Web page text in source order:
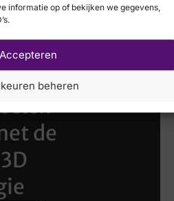
informatie op of bekijken we gegevens,
Accepteren
beheren
de